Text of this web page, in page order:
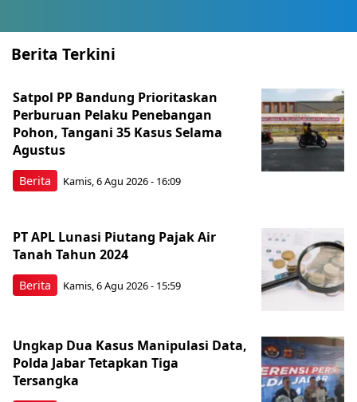
Berita Terkini
Berita
Satpol PP Bandung Prioritaskan
Perburuan Pelaku Penebangan
Pohon, Tangani 35 Kasus Selama
Agustus
Kamis, 6 Agu 2026 - 16:09
Berita
PT APL Lunasi Piutang Pajak Air
Tanah Tahun 2024
Kamis, 6 Agu 2026 - 15:59
Ungkap Dua Kasus Manipulasi Data,
Polda Jabar Tetapkan Tiga
Tersangka